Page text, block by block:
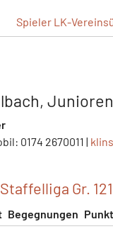
Spieler LK-
Junioren
0174 2670011 |
Gr. 121
Begegnungen